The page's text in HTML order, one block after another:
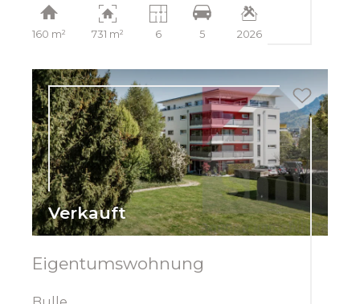
160 m² 731 m² 6 5 2026
Verkauft
Eigentumswohnung